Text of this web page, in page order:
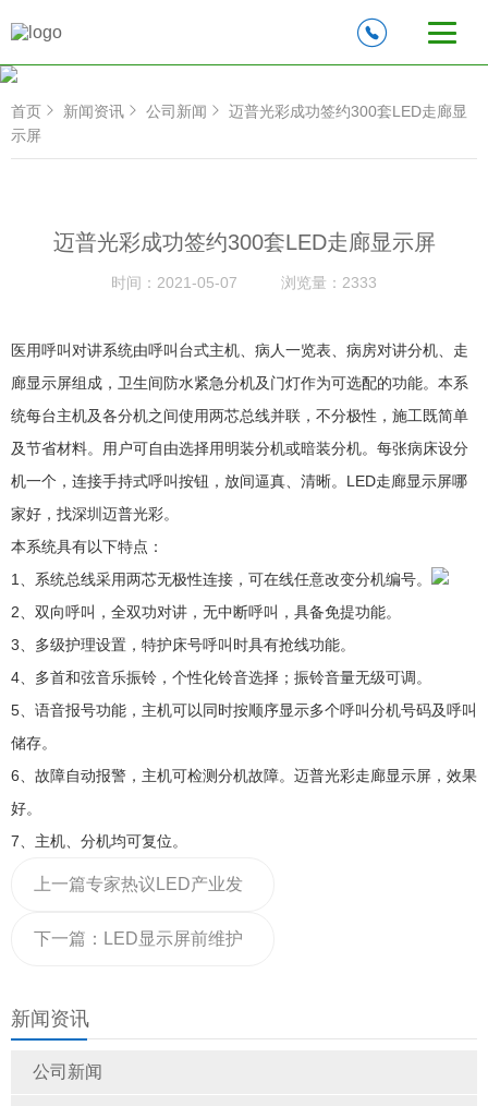
新闻资讯
公司新闻
首页 新闻资讯 公司新闻
迈普光彩成功签约300套LED走廊显
示屏
迈普光彩成功签约300套LED走廊显示屏
时间： 2021-05-07 浏览量： 2333
医用呼叫对讲系统由呼叫台式主机、病人一览表、病房对讲分机、走
廊显示屏组成，卫生间防水紧急分机及门灯作为可选配的功能。本系
统每台主机及各分机之间使用两芯总线并联，不分极性，施工既简单
及节省材料。用户可自由选择用明装分机或暗装分机。每张病床设分
机一个，连接手持式呼叫按钮，放间逼真、清晰。LED走廊显示屏哪
家好，找深圳迈普光彩。
本系统具有以下特点：
1、系统总线采用两芯无极性连接，可在线任意改变分机编号。
2、双向呼叫，全双功对讲，无中断呼叫，具备免提功能。
3、多级护理设置，特护床号呼叫时具有抢线功能。
4、多首和弦音乐振铃，个性化铃音选择；振铃音量无级可调。
5、语音报号功能，主机可以同时按顺序显示多个呼叫分机号码及呼叫
储存。
6、故障自动报警，主机可检测分机故障。迈普光彩走廊显示屏，效果
好。
7、主机、分机均可复位。
上一篇专家热议LED产业发
展趋势：小间距LED屏正加
下一篇： LED显示屏前维护